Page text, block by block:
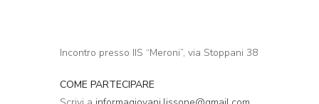
Incontro presso IIS “Meroni”, via Stoppani 38
COME PARTECIPARE